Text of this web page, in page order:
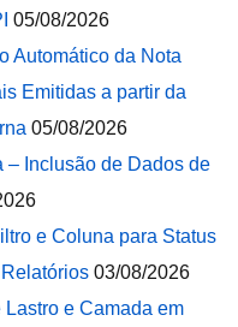
05/08/2026
Automático da Nota
Emitidas a partir da
05/08/2026
– Inclusão de Dados de
e Coluna para Status
03/08/2026
e Camada em